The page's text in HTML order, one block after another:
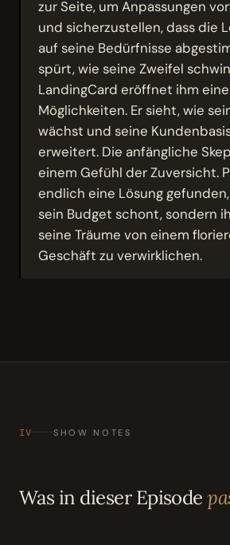
zur Seite, um Anpassungen
und sicherzustellen, dass die
auf seine Bedürfnisse
spürt, wie seine Zweifel
LandingCard eröffnet ihm
Möglichkeiten. Er sieht, wie
wächst und seine
erweitert. Die anfängliche
einem Gefühl der Zuversicht.
endlich eine Lösung
sein Budget schont, sondern
seine Träume von einem
Geschäft zu verwirklichen.
IV SHOW NOTES
Was in dieser Episode